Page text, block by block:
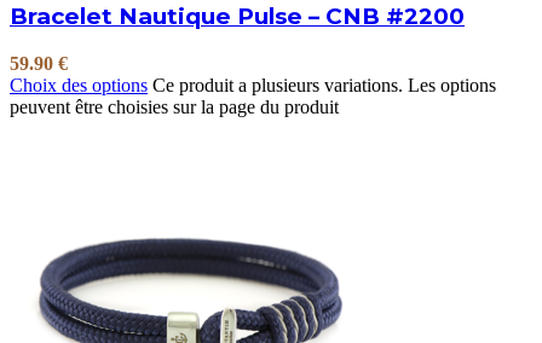
Bracelet Nautique Pulse – CNB #2200
59.90 €
Choix des options Ce produit a plusieurs variations. Les options
peuvent être choisies sur la page du produit